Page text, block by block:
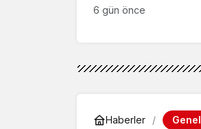
6 gün önce
Haberler Genel